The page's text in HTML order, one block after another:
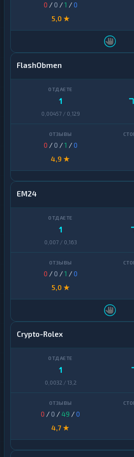
0 / 0 /1 /0
5,0 ★
FlashObmen
1
0,00457 / 0,129
0 / 0 /1 /0
4,9 ★
EM24
1
0,007 / 0,163
0 / 0 /1 /0
5,0 ★
Crypto-Rolex
1
0,0032 / 13,2
0 / 0 / 49 /0
4,7 ★